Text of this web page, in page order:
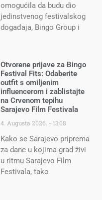
omogućila da budu dio
jedinstvenog festivalskog
događaja, Bingo Group i
Otvorene prijave za Bingo
Festival Fits: Odaberite
outfit s omiljenim
influencerom i zablistajte
na Crvenom tepihu
Sarajevo Film Festivala
4. Augusta 2026. 13:08
Kako se Sarajevo priprema
za dane u kojima grad živi
u ritmu Sarajevo Film
Festivala, tako